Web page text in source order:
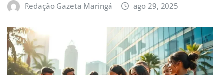
Redação Gazeta Maringá ago 29, 2025